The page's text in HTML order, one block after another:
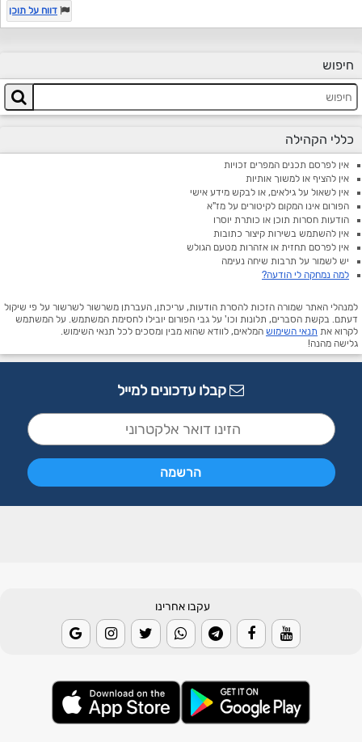
דווח על תוכן
חיפוש
כללי הקהילה
אין לפרסם תכנים המפרים זכויות
אין להציף או למשוך אותיות
אין לשאול על גילאים, או לבקש מידע אישי
הפורום אינו המקום לקיטורים על מז"א
הודעות חסרות תוכן או כותרת יוסרו
אין להשתמש בשירות קיצור כתובות
אין לפרסם תחזית או אזהרות מטעם הגולש
יש לשמור על תרבות שיחה נעימה
למה נמחקה לי הודעה?
למנהלי האתר שמורה הזכות להסרת הודעות, עריכתן, העברתן משרשור לשרשור על פי שיקול
דעתם. בקשת הסברים, תלונות וכו' על גבי הפורום יובילו לחסימת המשתמש. על המשתמש
לקרוא את תנאי השימוש המלאים, לוודא שהוא מבין ומסכים לכל תנאי השימוש.
גלישה מהנה!
קבלו עדכונים למייל
עקבו אחרינו